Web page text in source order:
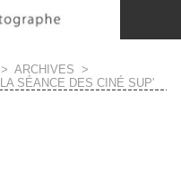
> ARCHIVES >
LA SÉANCE DES CINÉ SUP'